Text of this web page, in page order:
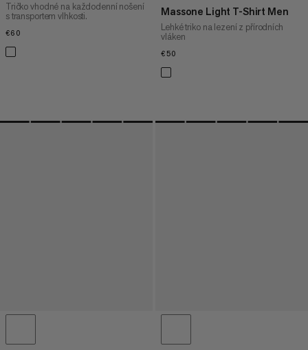
Tričko vhodné na každodenní nošení
s transportem vlhkosti.
€60
Massone Light T-Shirt Men
Lehké triko na lezení z přírodních
vláken
€50